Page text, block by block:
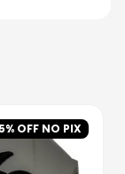
5% OFF NO PIX